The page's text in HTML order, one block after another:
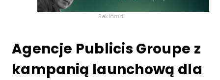
Reklama
Agencje Publicis Groupe z
kampanią launchową dla